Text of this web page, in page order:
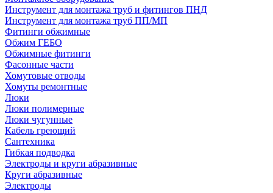
Инструмент для монтажа труб и фитингов ПНД
Инструмент для монтажа труб ПП/МП
Фитинги обжимные
Обжим ГЕБО
Обжимные фитинги
Фасонные части
Хомутовые отводы
Хомуты ремонтные
Люки
Люки полимерные
Люки чугунные
Кабель греющий
Сантехника
Гибкая подводка
Электроды и круги абразивные
Круги абразивные
Электроды